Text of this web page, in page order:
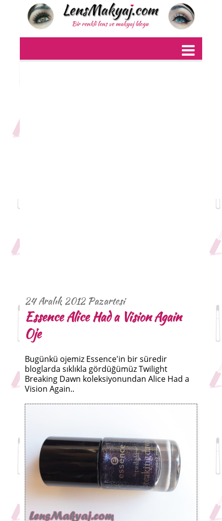
24 Aralık 2012 Pazartesi
Essence Alice Had a Vision Again
Oje
Bugünkü ojemiz Essence'in bir süredir
bloglarda sıklıkla gördüğümüz Twilight
Breaking Dawn koleksiyonundan Alice Had a
Vision Again..